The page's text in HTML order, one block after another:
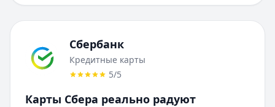
Сбербанк
Кредитные карты
5/5
Карты Сбера реально радуют